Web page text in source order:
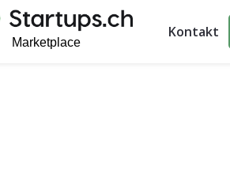
Kontakt